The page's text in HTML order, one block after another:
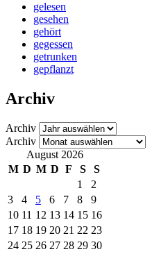
gelesen
gesehen
gehört
gegessen
getrunken
gepflanzt
Archiv
Archiv
Archiv
August 2026
M D M D F S
S
1
2
3
4 5 6 7 8
9
10 11 12 13 14 15 16
17 18 19 20 21 22 23
24 25 26 27 28 29 30